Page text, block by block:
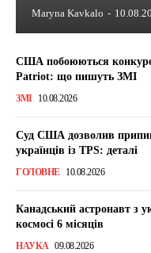
Maryna Kavkalo -
США побоюються
Patriot: що пишуть ЗМІ
ЗМІ 10.08.2026
Суд США дозволив
українців із TPS: деталі
ГОЛОВНЕ 10.08.2026
Канадський астронавт з
космосі 6 місяців
НАУКА 09.08.2026